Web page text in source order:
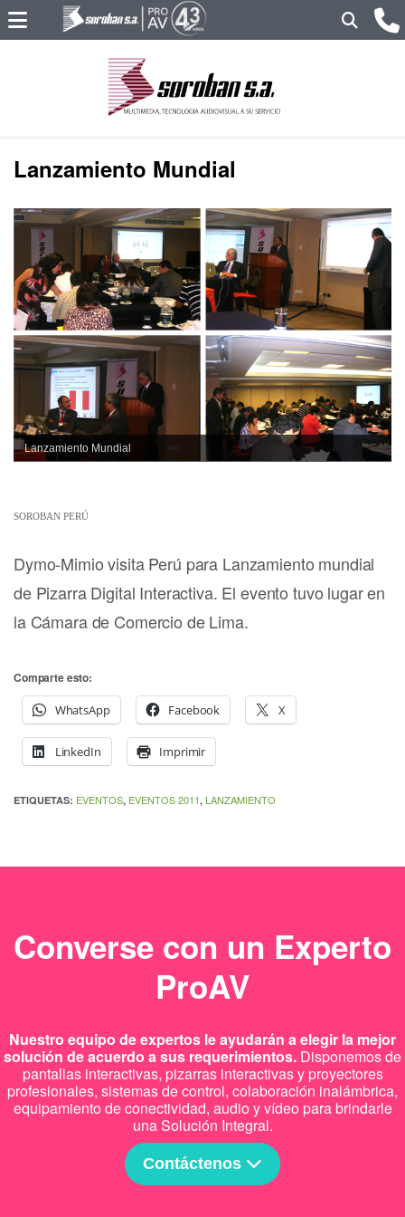
Lanzamiento Mundial
Lanzamiento Mundial
SOROBAN PERÚ
Dymo-Mimio visita Perú para Lanzamiento mundial
de Pizarra Digital Interactiva. El evento tuvo lugar en
la Cámara de Comercio de Lima.
Comparte esto:
WhatsApp
Facebook X
LinkedIn Imprimir
ETIQUETAS: EVENTOS, EVENTOS 2011, LANZAMIENTO
Converse con un Experto
ProAV
Nuestro equipo de expertos le ayudarán a elegir la mejor
solución de acuerdo a sus requerimientos. Disponemos de
pantallas interactivas, pizarras interactivas y proyectores
profesionales, sistemas de control, colaboración inalámbrica,
equipamiento de conectividad, audio y vídeo para brindarle
una Solución Integral.
Contáctenos